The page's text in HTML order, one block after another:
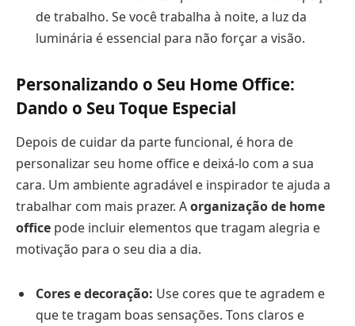
de trabalho. Se você trabalha à noite, a luz da
luminária é essencial para não forçar a visão.
Personalizando o Seu Home Office:
Dando o Seu Toque Especial
Depois de cuidar da parte funcional, é hora de
personalizar seu home office e deixá-lo com a sua
cara. Um ambiente agradável e inspirador te ajuda a
trabalhar com mais prazer. Aorganização de home
office pode incluir elementos que tragam alegria e
motivação para o seu dia a dia.
Cores e decoração: Use cores que te agradem e
que te tragam boas sensações. Tons claros e